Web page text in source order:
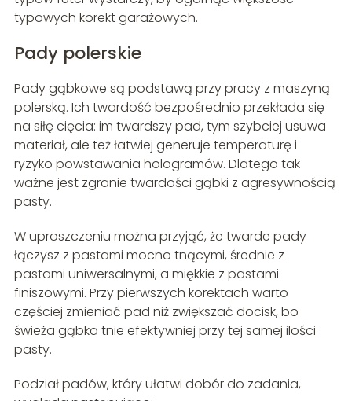
typowych korekt garażowych.
Pady polerskie
Pady gąbkowe są podstawą przy pracy z maszyną
polerską. Ich twardość bezpośrednio przekłada się
na siłę cięcia: im twardszy pad, tym szybciej usuwa
materiał, ale też łatwiej generuje temperaturę i
ryzyko powstawania hologramów. Dlatego tak
ważne jest zgranie twardości gąbki z agresywnością
pasty.
W uproszczeniu można przyjąć, że twarde pady
łączysz z pastami mocno tnącymi, średnie z
pastami uniwersalnymi, a miękkie z pastami
finiszowymi. Przy pierwszych korektach warto
częściej zmieniać pad niż zwiększać docisk, bo
świeża gąbka tnie efektywniej przy tej samej ilości
pasty.
Podział padów, który ułatwi dobór do zadania,